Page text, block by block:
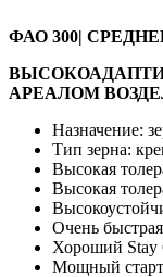
ФАО 300|
АРЕАЛОМ
Назначение:
Тип зерна:
Высокая
Высокая
Очень
Хороший Stay
Мощный старт